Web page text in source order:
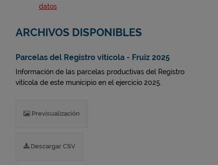
datos
ARCHIVOS DISPONIBLES
Parcelas del Registro vitícola - Fruiz 2025
Información de las parcelas productivas del Registro
vitícola de este municipio en el ejercicio 2025.
Previsualización
Descargar CSV